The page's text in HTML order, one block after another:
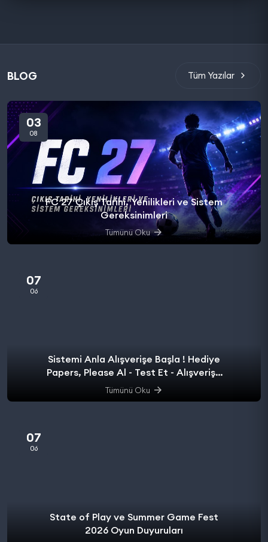
BLOG Tüm Yazılar
03
08
FC 27 Çıkış Tarihi, Yenilikleri ve Sistem
Gereksinimleri
Tümünü Oku
07
06
Sistemi Anla Alışverişe Başla ! Hediye
Papers, Please Al - Test Et - Alışverişe
başla.
Tümünü Oku
07
06
State of Play ve Summer Game Fest
2026 Oyun Duyuruları